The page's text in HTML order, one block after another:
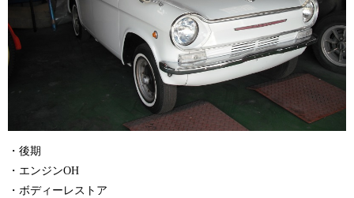
・後期
・エンジンOH
・ボディーレストア